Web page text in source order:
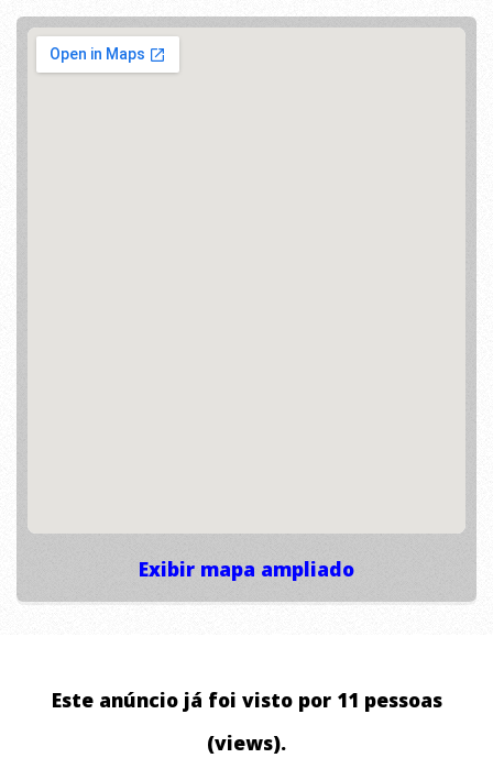
Exibir mapa ampliado
Este anúncio já foi visto por 11 pessoas
(views).